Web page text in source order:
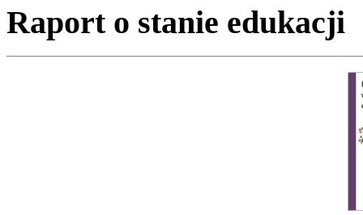
Raport o stanie edukacji